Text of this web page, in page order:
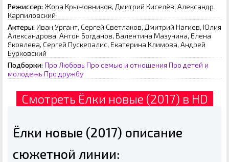
Режиссер: Жора Крыжовников, Дмитрий Киселёв, Александр
Карпиловский
Актеры: Иван Ургант, Сергей Светлаков, Дмитрий Нагиев, Юлия
Александрова, Антон Богданов, Валентина Мазунина, Елена
Яковлева, Сергей Пускепалис, Екатерина Климова, Андрей
Бурковский
Подборки: Про Любовь Про семью и отношения Про детей и
молодежь Про дружбу
Смотреть Ёлки новые (2017) в HD
Ёлки новые (2017) описание
сюжетной линии: